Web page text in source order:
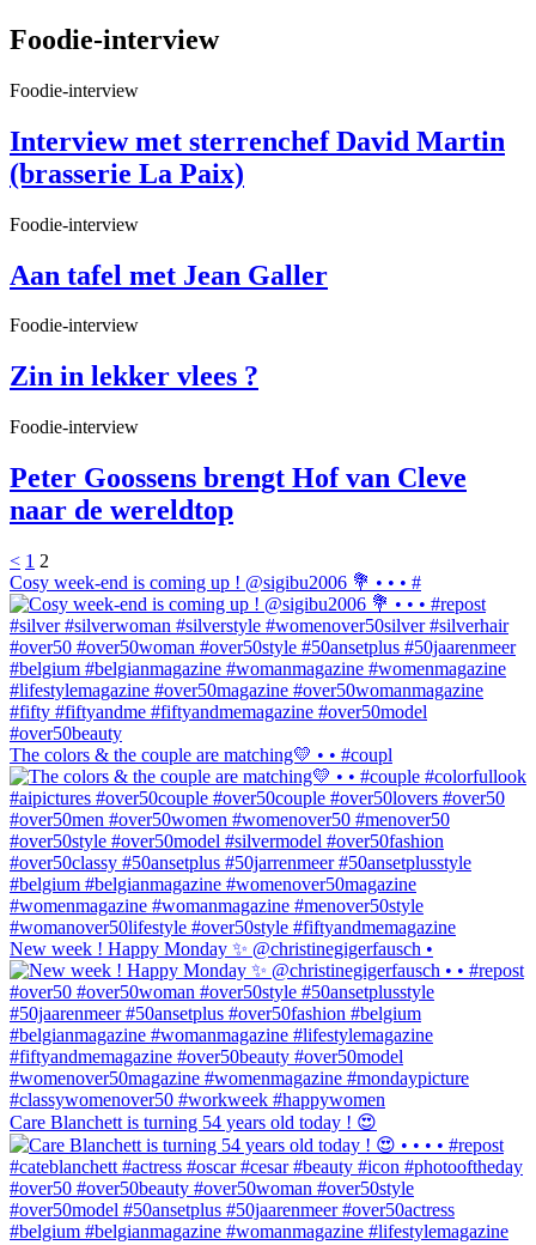
Foodie-interview
Foodie-interview
Interview met sterrenchef David Martin
(brasserie La Paix)
Foodie-interview
Aan tafel met Jean Galler
Foodie-interview
Zin in lekker vlees ?
Foodie-interview
Peter Goossens brengt Hof van Cleve
naar de wereldtop
< 1 2
Cosy week-end is coming up ! @sigibu2006 💐 • • • #
The colors & the couple are matching💛 • • #coupl
New week ! Happy Monday ✨ @christinegigerfausch •
Care Blanchett is turning 54 years old today ! 😍